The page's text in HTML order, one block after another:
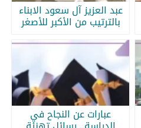
عبد العزيز آل سعود الابناء
بالترتيب من الأكبر للأصغر
عبارات عن النجاح في